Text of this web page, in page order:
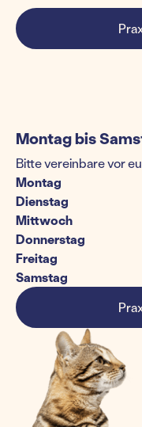
Montag bis
Bitte vereinbare vor
Montag
Dienstag
Mittwoch
Donnerstag
Freitag
Samstag